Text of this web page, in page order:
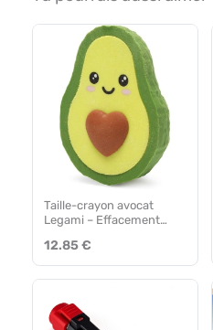
Taille-crayon avocat
Legami – Effacement
12.85 €